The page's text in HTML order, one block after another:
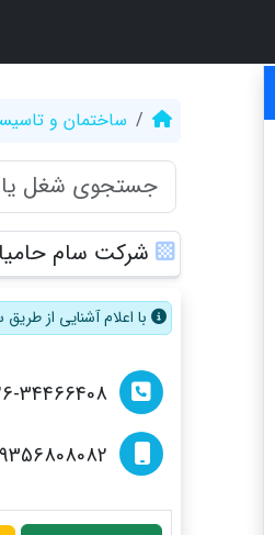
ساختمان و
شرکت سام
با اعلام آشنایی از
34466408